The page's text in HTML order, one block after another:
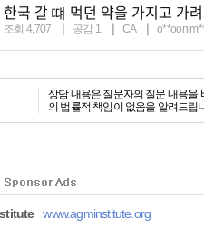
한국 갈 떄 먹던 약을 가지고 가
조회 4,707 공감 1 CA
상담 내용은 질문자의 질문 내용을
의 법률적 책임이 없음을 알려드립
www.agminstitute.org